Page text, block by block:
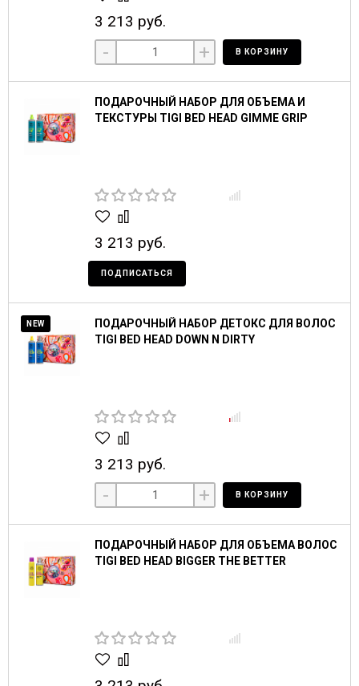
3 213 руб.
- + В КОРЗИНУ
ПОДАРОЧНЫЙ НАБОР ДЛЯ ОБЪЕМА И
ТЕКСТУРЫ TIGI BED HEAD GIMME GRIP
3 213 руб.
ПОДПИСАТЬСЯ
NEW
ПОДАРОЧНЫЙ НАБОР ДЕТОКС ДЛЯ ВОЛОС
TIGI BED HEAD DOWN N DIRTY
3 213 руб.
- + В КОРЗИНУ
ПОДАРОЧНЫЙ НАБОР ДЛЯ ОБЪЕМА ВОЛОС
TIGI BED HEAD BIGGER THE BETTER